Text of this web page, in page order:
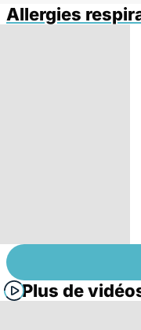
Allergies
Plus de